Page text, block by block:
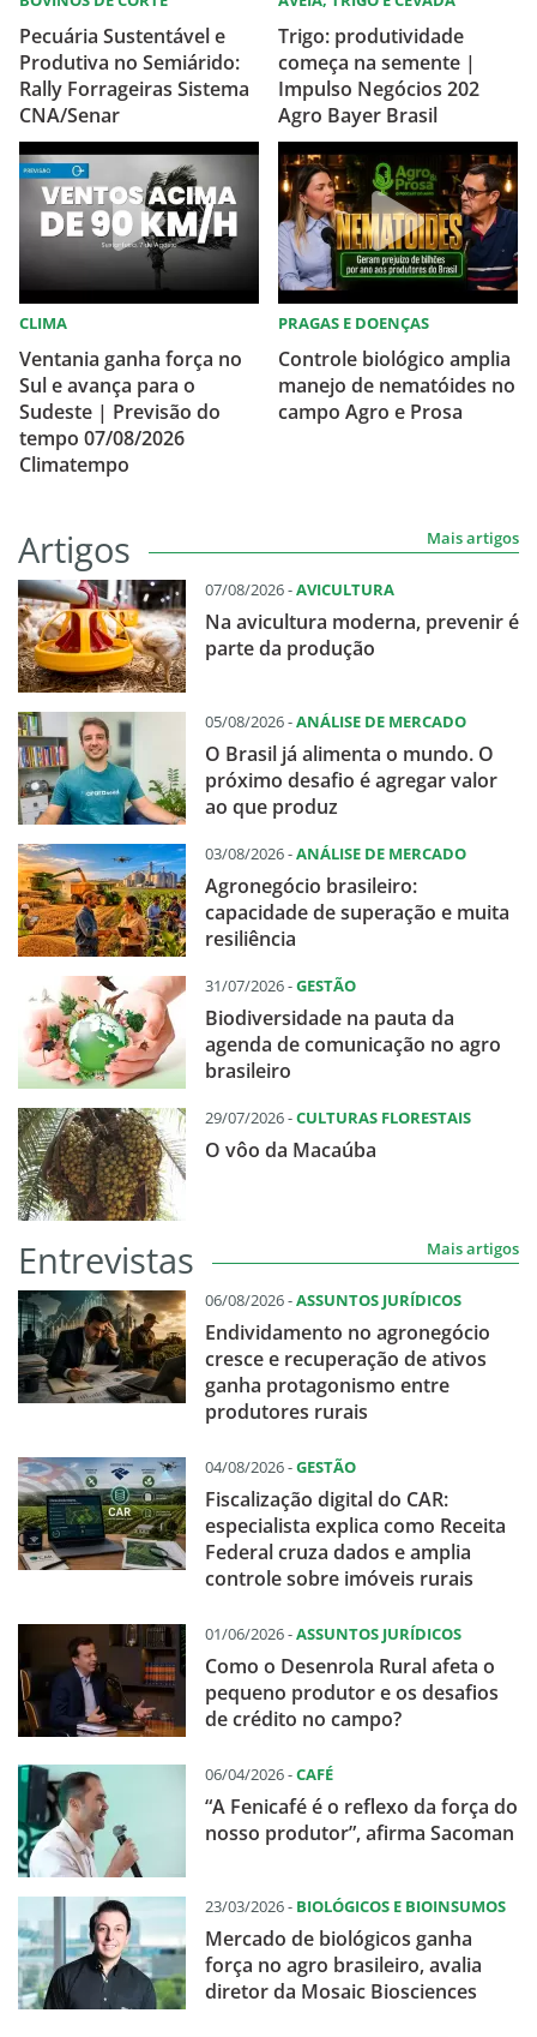
Pecuária Sustentável e
Produtiva no Semiárido:
Rally Forrageiras Sistema
CNA/Senar
Trigo: produtividade
começa na semente |
Impulso Negócios 202
Agro Bayer Brasil
CLIMA
Ventania ganha força no
Sul e avança para o
Sudeste | Previsão do
tempo 07/08/2026
Climatempo
PRAGAS E DOENÇAS
Controle biológico amplia
manejo de nematóides no
campo Agro e Prosa
Artigos Mais artigos
07/08/2026 -AVICULTURA
Na avicultura moderna, prevenir é
parte da produção
05/08/2026 -ANÁLISE DE MERCADO
O Brasil já alimenta o mundo. O
próximo desafio é agregar valor
ao que produz
03/08/2026 -ANÁLISE DE MERCADO
Agronegócio brasileiro:
capacidade de superação e muita
resiliência
31/07/2026 -GESTÃO
Biodiversidade na pauta da
agenda de comunicação no agro
brasileiro
29/07/2026 -CULTURAS FLORESTAIS
O vôo da Macaúba
Entrevistas Mais artigos
06/08/2026 -ASSUNTOS JURÍDICOS
Endividamento no agronegócio
cresce e recuperação de ativos
ganha protagonismo entre
produtores rurais
04/08/2026 -GESTÃO
Fiscalização digital do CAR:
especialista explica como Receita
Federal cruza dados e amplia
controle sobre imóveis rurais
01/06/2026 -ASSUNTOS JURÍDICOS
Como o Desenrola Rural afeta o
pequeno produtor e os desafios
de crédito no campo?
06/04/2026 -CAFÉ
“A Fenicafé é o reflexo da força do
nosso produtor”, afirma Sacoman
23/03/2026 - BIOLÓGICOS E BIOINSUMOS
Mercado de biológicos ganha
força no agro brasileiro, avalia
diretor da Mosaic Biosciences